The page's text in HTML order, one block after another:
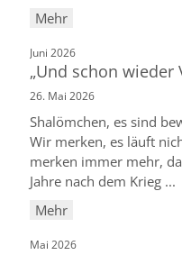
Mehr
Juni 2026:
„Und schon wieder
26. Mai 2026
Shalömchen, es sind
Wir merken, es läuft
merken immer mehr,
Jahre nach dem Krieg ...
Mehr
Mai 2026: